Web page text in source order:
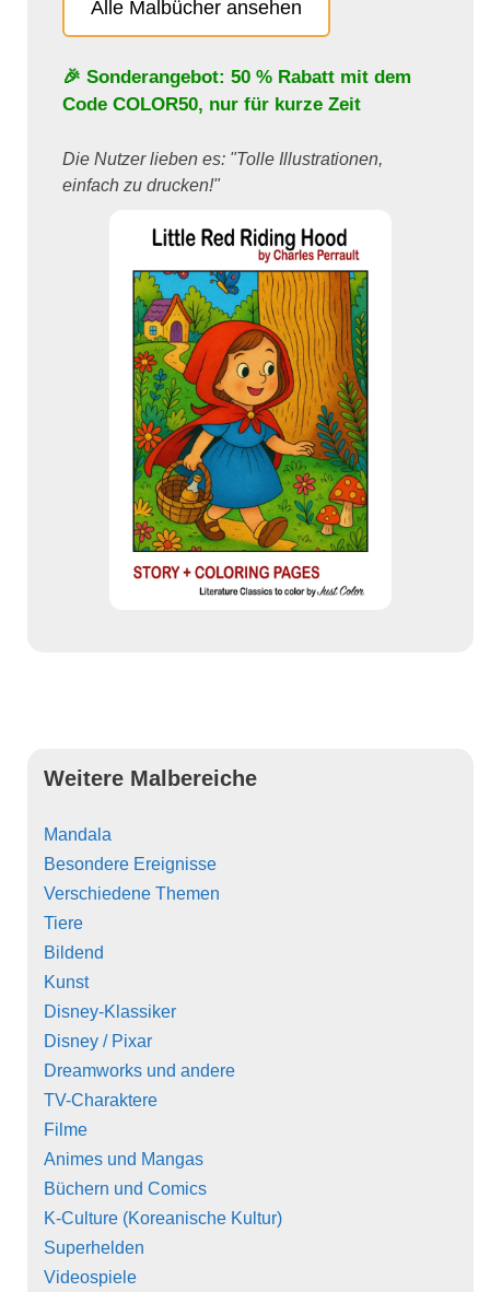
Alle Malbücher ansehen
🎉 Sonderangebot: 50 % Rabatt mit dem
Code COLOR50, nur für kurze Zeit
Die Nutzer lieben es: "Tolle Illustrationen,
einfach zu drucken!"
Weitere Malbereiche
Mandala
Besondere Ereignisse
Verschiedene Themen
Tiere
Bildend
Kunst
Disney-Klassiker
Disney / Pixar
Dreamworks und andere
TV-Charaktere
Filme
Animes und Mangas
Büchern und Comics
K-Culture (Koreanische Kultur)
Superhelden
Videospiele